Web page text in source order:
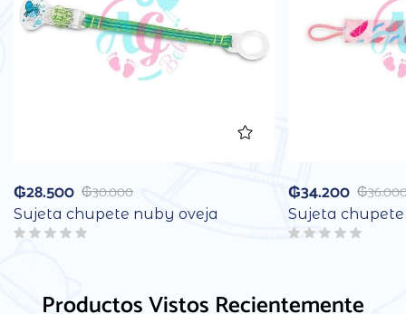
₲30.000
₲28.500
Sujeta chupete nuby oveja
₲
₲34.200
Sujeta
Productos Vistos Recientemente